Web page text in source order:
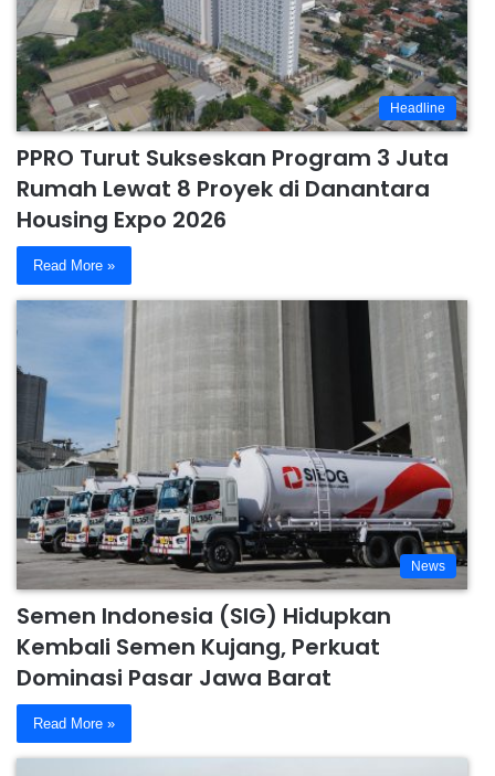
Headline
PPRO Turut Sukseskan Program 3 Juta
Rumah Lewat 8 Proyek di Danantara
Housing Expo 2026
Read More »
News
Semen Indonesia (SIG) Hidupkan
Kembali Semen Kujang, Perkuat
Dominasi Pasar Jawa Barat
Read More »